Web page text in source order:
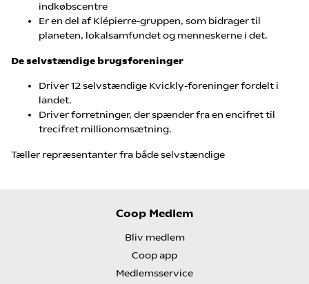
indkøbscentre
Er en del af Klépierre-gruppen, som bidrager til
planeten, lokalsamfundet og menneskerne i det.
De selvstændige brugsforeninger
Driver 12 selvstændige Kvickly-foreninger fordelt i
landet.
Driver forretninger, der spænder fra en encifret til
trecifret millionomsætning.
Tæller repræsentanter fra både selvstændige
Coop Medlem
Bliv medlem
Coop app
Medlemsservice